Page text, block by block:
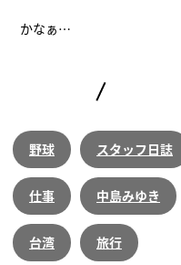
かなぁ…
野球 スタッフ日誌
仕事 中島みゆき
台湾 旅行